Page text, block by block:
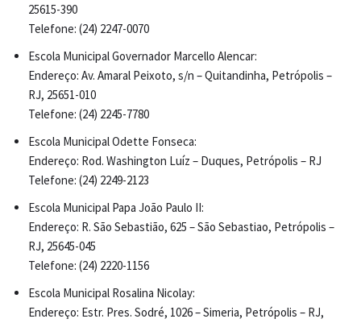
25615-390
Telefone: (24) 2247-0070
Escola Municipal Governador Marcello Alencar:
Endereço: Av. Amaral Peixoto, s/n – Quitandinha, Petrópolis –
RJ, 25651-010
Telefone: (24) 2245-7780
Escola Municipal Odette Fonseca:
Endereço: Rod. Washington Luíz – Duques, Petrópolis – RJ
Telefone: (24) 2249-2123
Escola Municipal Papa João Paulo II:
Endereço: R. São Sebastião, 625 – São Sebastiao, Petrópolis –
RJ, 25645-045
Telefone: (24) 2220-1156
Escola Municipal Rosalina Nicolay:
Endereço: Estr. Pres. Sodré, 1026 – Simeria, Petrópolis – RJ,